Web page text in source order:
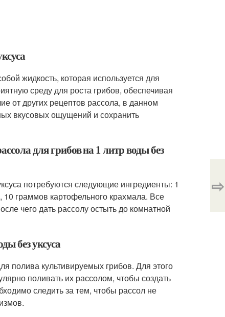
жидкость, которая используется для
среду для роста грибов, обеспечивая
от других рецептов рассола, в данном
вкусовых ощущений и сохранить
для грибов на 1 литр воды без
потребуются следующие ингредиенты: 1
граммов картофельного крахмала. Все
чего дать рассолу остыть до комнатной
без уксуса
полива культивируемых грибов. Для этого
поливать их рассолом, чтобы создать
следить за тем, чтобы рассол не
⇨